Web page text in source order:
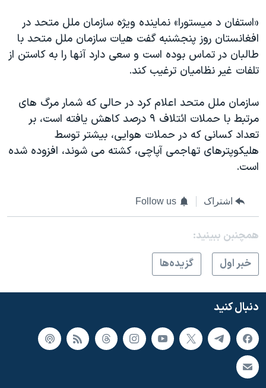
«استفان د ميستورا» نماینده ویژه سازمان ملل متحد در
افغانستان روز پنجشنبه گفت هيات سازمان ملل متحد با
طالبان در تماس بوده است و سعی دارد آنها را به کاستن از
تلفات غير نظاميان ترغيب کند.
سازمان ملل متحد اعلام کرد در حالی که شمار مرگ های
مرتبط با حملات ائتلاف ۹ درصد کاهش يافته است، بر
تعداد کسانی که در حملات هوايی، بيشتر توسط
هليکوپترهای تهاجمی آپاچی، کشته می شوند، افزوده شده
است.
اشتراک Follow us
همچنبن ببینید:
خبر اول
گزيده‌ها
دنبال کنید